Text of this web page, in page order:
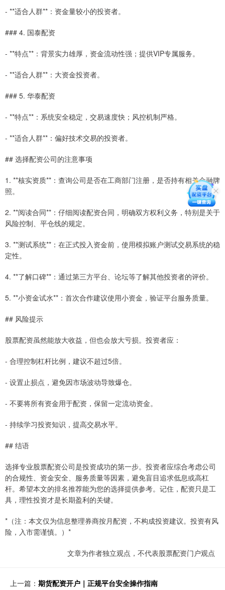
- **适合人群**：资金量较小的投资者。
### 4. 国泰配资
- **特点**：背景实力雄厚，资金流动性强；提供VIP专属服务。
- **适合人群**：大资金投资者。
### 5. 华泰配资
- **特点**：系统安全稳定，交易速度快；风控机制严格。
- **适合人群**：偏好技术交易的投资者。
## 选择配资公司的注意事项
1. **核实资质**：查询公司是否在工商部门注册，是否持有相关金融牌
照。
2. **阅读合同**：仔细阅读配资合同，明确双方权利义务，特别是关于
风险控制、平仓线的规定。
3. **测试系统**：在正式投入资金前，使用模拟账户测试交易系统的稳
定性。
4. **了解口碑**：通过第三方平台、论坛等了解其他投资者的评价。
5. **小资金试水**：首次合作建议使用小资金，验证平台服务质量。
## 风险提示
股票配资虽然能放大收益，但也会放大亏损。投资者应：
- 合理控制杠杆比例，建议不超过5倍。
- 设置止损点，避免因市场波动导致爆仓。
- 不要将所有资金用于配资，保留一定流动资金。
- 持续学习投资知识，提高交易水平。
## 结语
选择专业股票配资公司是投资成功的第一步。投资者应综合考虑公司
的合规性、资金安全、服务质量等因素，避免盲目追求低息或高杠
杆。希望本文的排名推荐能为您的选择提供参考。记住，配资只是工
具，理性投资才是长期盈利的关键。
*（注：本文仅为信息整理券商按月配资，不构成投资建议。投资有风
险，入市需谨慎。）*
文章为作者独立观点，不代表股票配资门户观点
上一篇： 期货配资开户｜正规平台安全操作指南